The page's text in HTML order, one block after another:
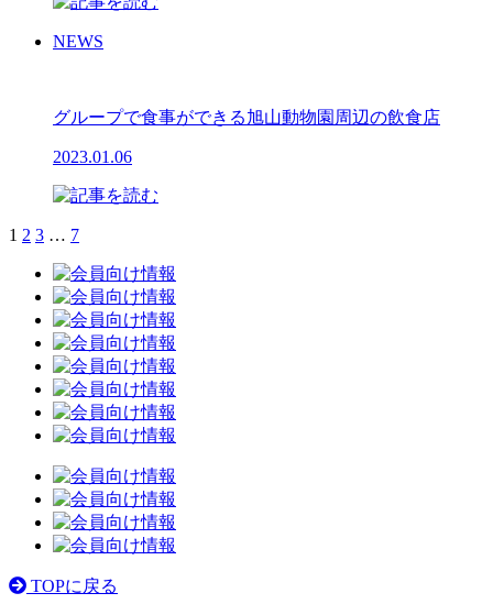
NEWS
グループで食事ができる旭山動物園周辺の飲食店
2023.01.06
1 2 3 … 7
TOPに戻る